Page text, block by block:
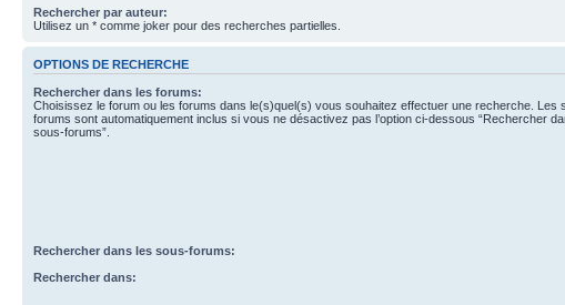
Rechercher par auteur:
Utilisez un * comme joker pour des recherches partielles.
OPTIONS DE RECHERCHE
Rechercher dans les forums:
Choisissez le forum ou les forums dans le(s)quel(s) vous souhaitez effectuer une recherche. Les
forums sont automatiquement inclus si vous ne désactivez pas l’option ci-dessous “Rechercher
sous-forums”.
Rechercher dans les sous-forums:
Rechercher dans: